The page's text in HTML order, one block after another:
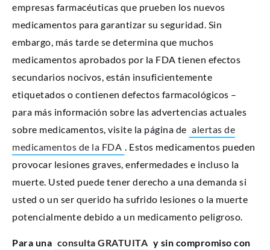
empresas farmacéuticas que prueben los nuevos
medicamentos para garantizar su seguridad. Sin
embargo, más tarde se determina que muchos
medicamentos aprobados por la FDA tienen efectos
secundarios nocivos, están insuficientemente
etiquetados o contienen defectos farmacológicos –
para más información sobre las advertencias actuales
sobre medicamentos, visite la página de alertas de
medicamentos de la FDA
. Estos medicamentos pueden
provocar lesiones graves, enfermedades e incluso la
muerte. Usted puede tener derecho a una demanda si
usted o un ser querido ha sufrido lesiones o la muerte
potencialmente debido a un medicamento peligroso.
Para una consulta GRATUITA y sin compromiso con